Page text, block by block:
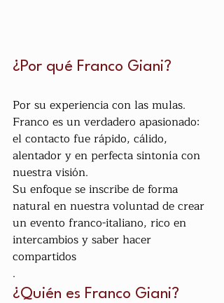
¿Por qué Franco Giani?
Por su experiencia con las mulas.
Franco es un verdadero apasionado:
el contacto fue rápido, cálido,
alentador y en perfecta sintonía con
nuestra visión.
Su enfoque se inscribe de forma
natural en nuestra voluntad de crear
un evento franco-italiano, rico en
intercambios y saber hacer
compartidos
.
¿Quién es Franco Giani?